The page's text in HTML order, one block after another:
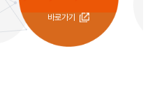
바로가기